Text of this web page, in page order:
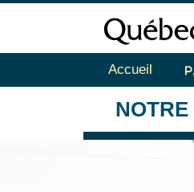
Accueil
NOTRE